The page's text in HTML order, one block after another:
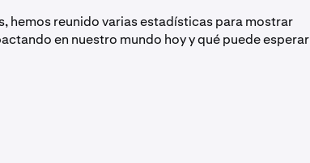
hemos reunido varias estadísticas para mostrar
en nuestro mundo hoy y qué puede esperar